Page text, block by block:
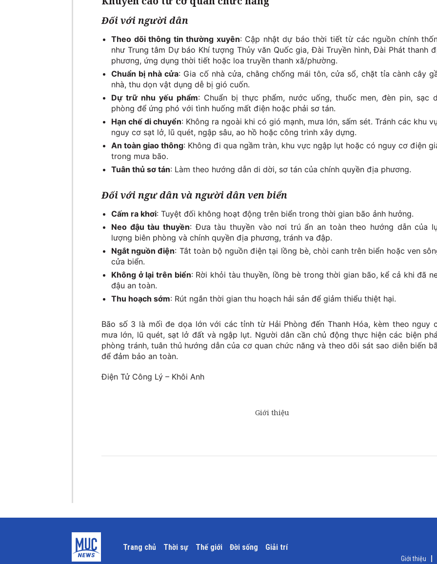
Đối với người dân
Theo dõi thông tin thường xuyên: Cập nhật dự báo thời tiết từ các nguồn chính
như Trung tâm Dự báo Khí tượng Thủy văn Quốc gia, Đài Truyền hình, Đài Phát thanh
phương, ứng dụng thời tiết hoặc loa truyền thanh xã/phường.
Chuẩn bị nhà cửa: Gia cố nhà cửa, chằng chống mái tôn, cửa sổ, chặt tỉa cành cây
nhà, thu dọn vật dụng dễ bị gió cuốn.
Dự trữ nhu yếu phẩm: Chuẩn bị thực phẩm, nước uống, thuốc men, đèn pin, sạc
phòng để ứng phó với tình huống mất điện hoặc phải sơ tán.
Hạn chế di chuyển: Không ra ngoài khi có gió mạnh, mưa lớn, sấm sét. Tránh các khu
nguy cơ sạt lở, lũ quét, ngập sâu, ao hồ hoặc công trình xây dựng.
An toàn giao thông: Không đi qua ngầm tràn, khu vực ngập lụt hoặc có nguy cơ điện
trong mưa bão.
Tuân thủ sơ tán: Làm theo hướng dẫn di dời, sơ tán của chính quyền địa phương.
Đối với ngư dân và người dân ven biển
Cấm ra khơi: Tuyệt đối không hoạt động trên biển trong thời gian bão ảnh hưởng.
Neo đậu tàu thuyền: Đưa tàu thuyền vào nơi trú ẩn an toàn theo hướng dẫn của
lượng biên phòng và chính quyền địa phương, tránh va đập.
Ngắt nguồn điện: Tắt toàn bộ nguồn điện tại lồng bè, chòi canh trên biển hoặc ven
cửa biển.
Không ở lại trên biển: Rời khỏi tàu thuyền, lồng bè trong thời gian bão, kể cả khi đã
đậu an toàn.
Thu hoạch sớm: Rút ngắn thời gian thu hoạch hải sản để giảm thiểu thiệt hại.
Bão số 3 là mối đe dọa lớn với các tỉnh từ Hải Phòng đến Thanh Hóa, kèm theo nguy
mưa lớn, lũ quét, sạt lở đất và ngập lụt. Người dân cần chủ động thực hiện các biện
phòng tránh, tuân thủ hướng dẫn của cơ quan chức năng và theo dõi sát sao diễn biến
để đảm bảo an toàn.
Điện Tử Công Lý – Khôi Anh
Trang chủ Thời sự Thế giới Đời sống Giải trí
Giới thiệu